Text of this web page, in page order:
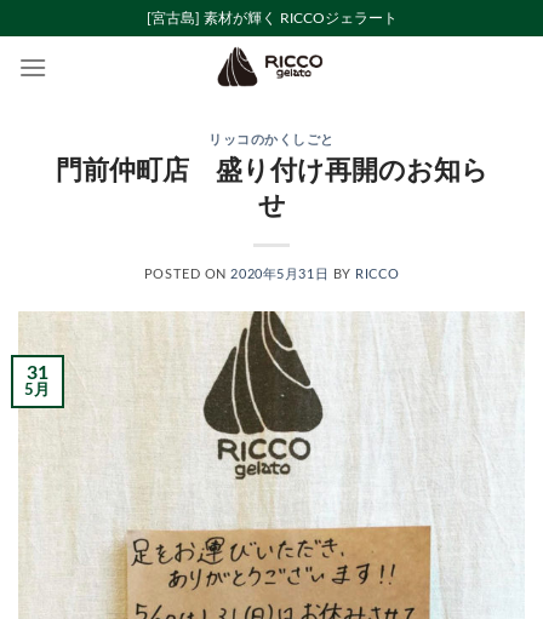
content
[宮古島] 素材が輝く RICCOジェラート
リッコのかくしごと
門前仲町店 盛り付け再開のお知ら
せ
POSTED ON 2020年5月31日 BY RICCO
31
5月